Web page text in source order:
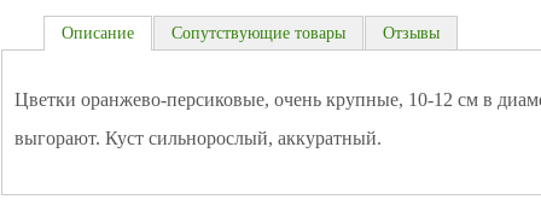
Описание
Цветки оранжево-персиковые, очень крупные, 10-12 см в
выгорают. Куст сильнорослый, аккуратный.
Сопутствующие товары Отзывы